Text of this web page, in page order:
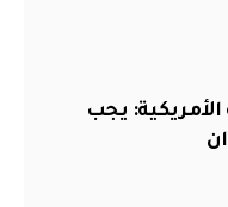
يجب